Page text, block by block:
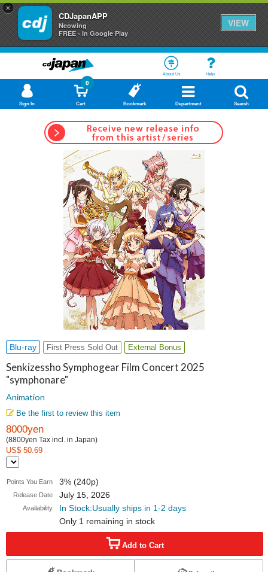
×
CDJapanAPP
Neowing
FREE - In Google Play
VIEW
About Us Help
Sign In Cart
0
Bookmark Department Search
Blu-ray First Press Sold Out External Bonus
Senkizessho Symphogear Film Concert 2025
"symphonare"
Animation
Be the first to review this item
8000yen
(8800yen Tax incl. in Japan)
US$ 50.69
Points You Earn 3% (240p)
Release Date July 15, 2026
Availability
In Stock:Usually ships in 1-2 days
Only 1 remaining in stock
Add to Cart